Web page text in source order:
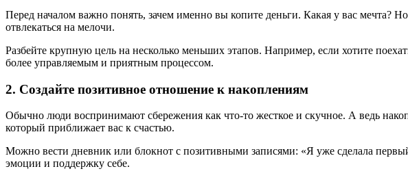
Перед началом важно понять, зачем именно вы копите деньги. Какая у вас мечта?
отвлекаться на мелочи.
Разбейте крупную цель на несколько меньших этапов. Например, если хотите
более управляемым и приятным процессом.
2. Создайте позитивное отношение к накоплениям
Обычно люди воспринимают сбережения как что-то жесткое и скучное. А ведь
который приближает вас к счастью.
Можно вести дневник или блокнот с позитивными записями: «Я уже сделала
эмоции и поддержку себе.